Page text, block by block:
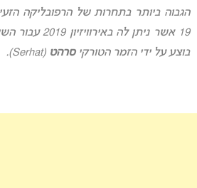
הגבוה ביותר בתחרות של הרפובליקה
בוצע על ידי הזמר הטורקיסרהט (Serhat).